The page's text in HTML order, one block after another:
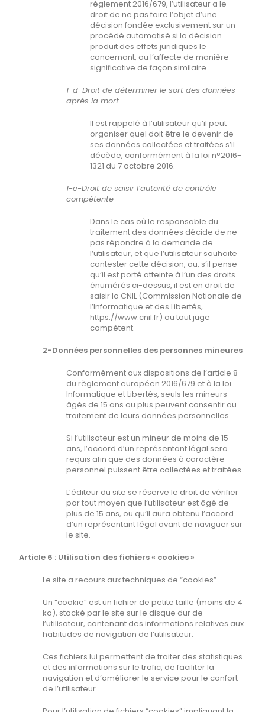
règlement 2016/679, l’utilisateur a le
droit de ne pas faire l’objet d’une
décision fondée exclusivement sur un
procédé automatisé si la décision
produit des effets juridiques le
concernant, ou l’affecte de manière
significative de façon similaire.
1-d-Droit de déterminer le sort des données
après la mort
Il est rappelé à l’utilisateur qu’il peut
organiser quel doit être le devenir de
ses données collectées et traitées s’il
décède, conformément à la loi n°2016-
1321 du 7 octobre 2016.
1-e-Droit de saisir l’autorité de contrôle
compétente
Dans le cas où le responsable du
traitement des données décide de ne
pas répondre à la demande de
l’utilisateur, et que l’utilisateur souhaite
contester cette décision, ou, s’il pense
qu’il est porté atteinte à l’un des droits
énumérés ci-dessus, il est en droit de
saisir la CNIL (Commission Nationale de
l’Informatique et des Libertés,
https://www.cnil.fr) ou tout juge
compétent.
2-Données personnelles des personnes mineures
Conformément aux dispositions de l’article 8
du règlement européen 2016/679 et à la loi
Informatique et Libertés, seuls les mineurs
âgés de 15 ans ou plus peuvent consentir au
traitement de leurs données personnelles.
Si l’utilisateur est un mineur de moins de 15
ans, l’accord d’un représentant légal sera
requis afin que des données à caractère
personnel puissent être collectées et traitées.
L’éditeur du site se réserve le droit de vérifier
par tout moyen que l’utilisateur est âgé de
plus de 15 ans, ou qu’il aura obtenu l’accord
d’un représentant légal avant de naviguer sur
le site.
Article 6 : Utilisation des fichiers « cookies »
Le site a recours aux techniques de “cookies”.
Un “cookie” est un fichier de petite taille (moins de 4
ko), stocké par le site sur le disque dur de
l’utilisateur, contenant des informations relatives aux
habitudes de navigation de l’utilisateur.
Ces fichiers lui permettent de traiter des statistiques
et des informations sur le trafic, de faciliter la
navigation et d’améliorer le service pour le confort
de l’utilisateur.